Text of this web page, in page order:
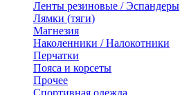
Ленты резиновые / Эспандеры
Лямки (тяги)
Магнезия
Наколенники / Налокотники
Перчатки
Пояса и корсеты
Прочее
Спортивная одежда